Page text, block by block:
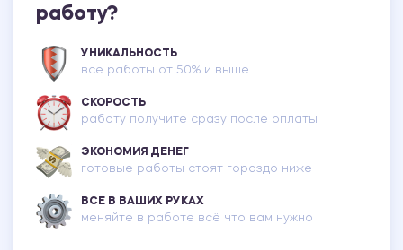
работу?
УНИКАЛЬНОСТЬ
все работы от 50% и выше
СКОРОСТЬ
работу получите сразу после оплаты
ЭКОНОМИЯ ДЕНЕГ
готовые работы стоят гораздо ниже
ВСЕ В ВАШИХ РУКАХ
меняйте в работе всё что вам нужно